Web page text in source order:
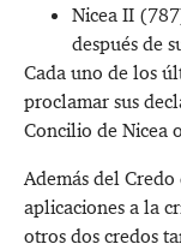
Nicea II
después de
Cada uno de los
proclamar sus
Concilio de Nicea
Además del
aplicaciones a la
otros dos credos